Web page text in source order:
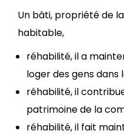
Un bâti, propriété de
habitable,
réhabilité, il a
loger des gens dans
réhabilité, il
patrimoine de la
réhabilité, il fait